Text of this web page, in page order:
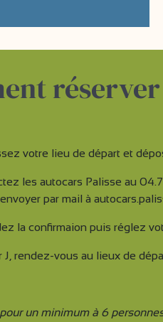
votre lieu de départ et
les autocars Palisse au
par mail à
la confirmaion puis réglez
J, rendez-vous au lieux de
un minimum à 6